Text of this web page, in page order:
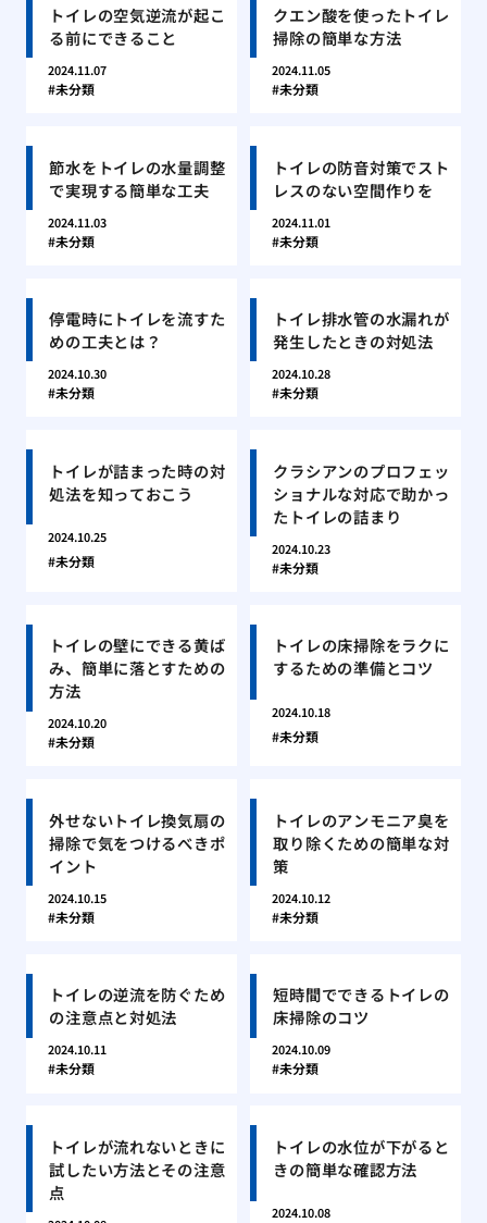
トイレの空気逆流が起こ
る前にできること
2024.11.07
未分類
クエン酸を使ったトイレ
掃除の簡単な方法
2024.11.05
未分類
節水をトイレの水量調整
で実現する簡単な工夫
2024.11.03
未分類
トイレの防音対策でスト
レスのない空間作りを
2024.11.01
未分類
停電時にトイレを流すた
めの工夫とは？
2024.10.30
未分類
トイレ排水管の水漏れが
発生したときの対処法
2024.10.28
未分類
トイレが詰まった時の対
処法を知っておこう
2024.10.25
未分類
クラシアンのプロフェッ
ショナルな対応で助かっ
たトイレの詰まり
2024.10.23
未分類
トイレの壁にできる黄ば
み、簡単に落とすための
方法
2024.10.20
未分類
トイレの床掃除をラクに
するための準備とコツ
2024.10.18
未分類
外せないトイレ換気扇の
掃除で気をつけるべきポ
イント
2024.10.15
未分類
トイレのアンモニア臭を
取り除くための簡単な対
策
2024.10.12
未分類
トイレの逆流を防ぐため
の注意点と対処法
2024.10.11
未分類
短時間でできるトイレの
床掃除のコツ
2024.10.09
未分類
トイレが流れないときに
試したい方法とその注意
点
トイレの水位が下がると
きの簡単な確認方法
2024.10.08